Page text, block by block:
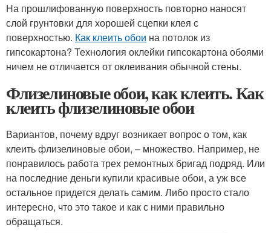
На прошлифованную поверхность повторно наносят
слой грунтовки для хорошей сцепки клея с
поверхностью. Как клеить обои на потолок из
гипсокартона? Технология оклейки гипсокартона обоями
ничем не отличается от оклеивания обычной стены.
Флизелиновые обои, как клеить. Как
клеить флизелиновые обои
Вариантов, почему вдруг возникает вопрос о том, как
клеить флизелиновые обои, – множество. Например, не
понравилось работа трех ремонтных бригад подряд. Или
на последние деньги купили красивые обои, а уж все
остальное придется делать самим. Либо просто стало
интересно, что это такое и как с ними правильно
обращаться.